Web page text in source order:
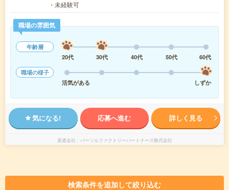
・未経験可
職場の雰囲気
年齢層
20代
30代 40代 50代
60代
職場の様子
活気がある
しずか
気になる! 応募へ進む 詳しく見る
派遣会社 パーソルファクトリーパートナーズ株式会社
検索条件を追加して絞り込む